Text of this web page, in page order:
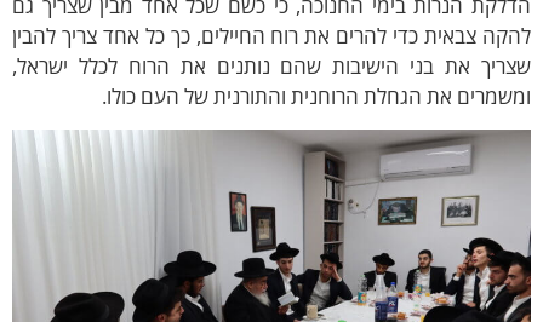
הנרות בימי החנוכה, כי כשם שכל אחד מבין שצריך גם
צבאית כדי להרים את רוח החיילים, כך כל אחד צריך להבין
את בני הישיבות שהם נותנים את הרוח לכלל ישראל,
את הגחלת הרוחנית והתורנית של העם כולו.